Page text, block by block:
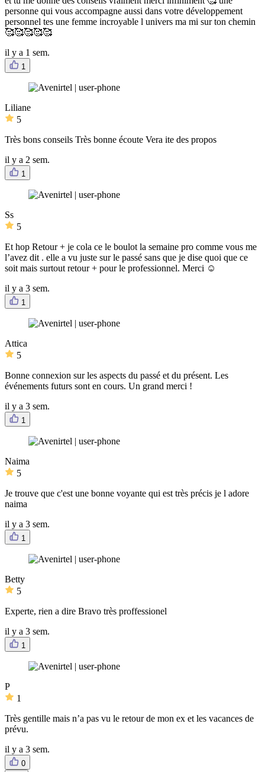
personne qui vous accompagne aussi dans votre développement
personnel tes une femme incroyable l univers ma mi sur ton chemin
🥰🥰🥰🥰🥰
il y a 1 sem.
1
Liliane
5
Très bons conseils Très bonne écoute Vera ite des propos
il y a 2 sem.
1
Ss
5
Et hop Retour + je cola ce le boulot la semaine pro comme vous me
l’avez dit . elle a vu juste sur le passé sans que je dise quoi que ce
soit mais surtout retour + pour le professionnel. Merci ☺️
il y a 3 sem.
1
Attica
5
Bonne connexion sur les aspects du passé et du présent. Les
événements futurs sont en cours. Un grand merci !
il y a 3 sem.
1
Naima
5
Je trouve que c'est une bonne voyante qui est très précis je l adore
naima
il y a 3 sem.
1
Betty
5
Experte, rien a dire Bravo très proffessionel
il y a 3 sem.
1
P
1
Très gentille mais n’a pas vu le retour de mon ex et les vacances de
prévu.
il y a 3 sem.
0